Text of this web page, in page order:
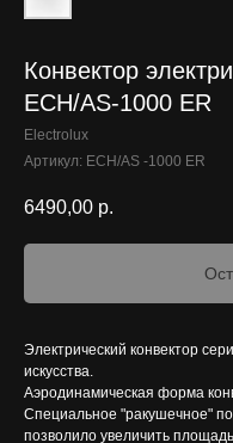
Конвектор
ECH/AS-1000 ER
Electrolux
Артикул: ECH/AS -1000 ER
6490,00 р.
Электрический конвектор
искусства.
Аэродинамическая форма
Специальное "ракушечное"
позволило увеличить